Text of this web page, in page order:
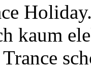
kaum